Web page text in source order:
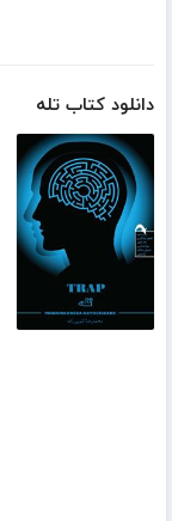
دانلود کتاب تله